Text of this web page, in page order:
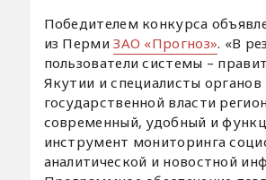
Победителем конкурса
из ПермиЗАО «Прогноз». «В
пользователи системы –
Якутии и специалисты органов
государственной власти
современный, удобный и
инструмент мониторинга
аналитической и новостной